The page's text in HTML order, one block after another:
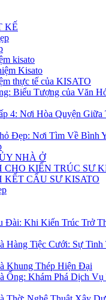
KẾ
kisato
Kisato
thực tế của KISATO
Biểu Tượng của Văn
4: Nơi Hòa Quyện
Đẹp: Nơi Tìm Về Bình
NHÀ Ở
CHO KIẾN TRÚC SƯ
KẾT CẤU SƯ KISATO
Đài: Khi Kiến Trúc Trở
Hàng Tiệc Cưới: Sự
Khung Thép Hiện Đại
Ống: Khám Phá Dịch